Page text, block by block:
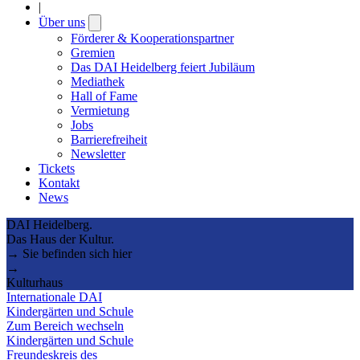
|
Über uns
submenu
Förderer & Kooperationspartner
Gremien
Das DAI Heidelberg feiert Jubiläum
Mediathek
Hall of Fame
Vermietung
Jobs
Barrierefreiheit
Newsletter
Tickets
Kontakt
News
DAI Heidelberg.
Das Haus der Kultur.
→ Sie befinden sich hier
→
Kulturhaus
Internationale DAI
Kindergärten und Schule
Zum Bereich wechseln
Kindergärten und Schule
Freundeskreis des